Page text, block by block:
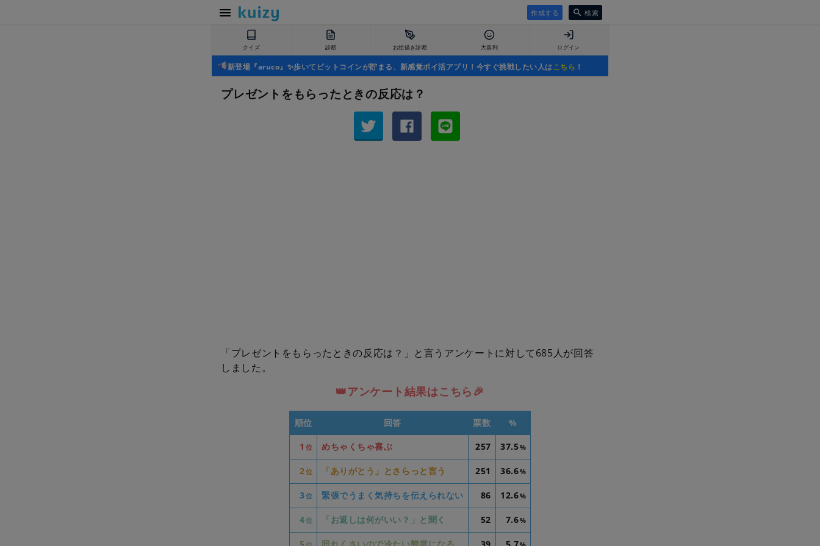
作成する 検索
クイズ 診断 お絵描き診断 大喜利 ログイン
新登場『aruco』✨歩いてビットコインが貯まる、新感覚ポイ活アプリ！今すぐ挑戦したい人はこちら ！
プレゼントをもらったときの反応は？
「プレゼントをもらったときの反応は？」と言うアンケートに対して685人が回答
しました。
👑アンケート結果はこちら🎉
順位 回答 票数 %
1 位 めちゃくちゃ喜ぶ 257 37.5%
2位 「ありがとう」とさらっと言う 251 36.6%
3位 緊張でうまく気持ちを伝えられない 86 12.6%
4位 「お返しは何がいい？」と聞く 52 7.6%